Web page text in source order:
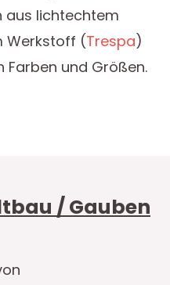
aus lichtechtem
Werkstoff (Trespa)
Farben und Größen.
/ Gauben